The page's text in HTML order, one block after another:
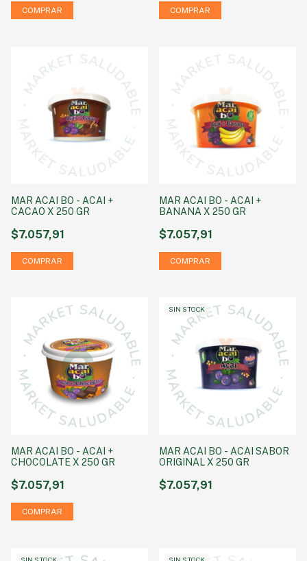
MAR ACAI BO - ACAI +
CACAO X 250 GR
$7.057,91
MAR ACAI BO - ACAI +
BANANA X 250 GR
$7.057,91
MAR ACAI BO - ACAI +
CHOCOLATE X 250 GR
$7.057,91
SIN STOCK
MAR ACAI BO - ACAI SABOR
ORIGINAL X 250 GR
$7.057,91